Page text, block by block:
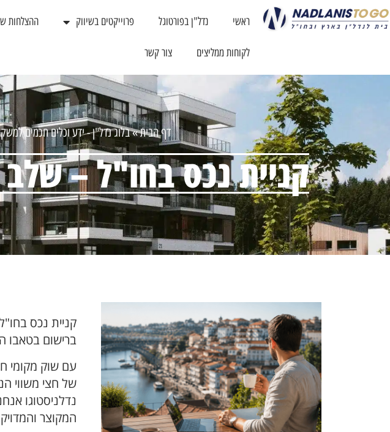
ראשי נדל"ן בפורטוגל פרוייקטים בשיווק ההצלחות
לקוחות ממליצים צור קשר
דף הבית»בלוג נדל"ן - ידע וכלים חכמים
קניית נכס בחו"ל –
קניית נכס
ברישום בטאבו
של חצי משווי
נדלניסטוגו
המקוצר והמדויק